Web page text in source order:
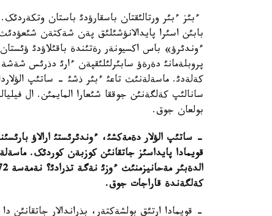
ءبئز ءبئر ورتالئقتان باسقارؤدئ باستان
بابئن اسئرا پايدالانؤشئلئق پةن شةکتةن شئعؤدئث
ءوندئرؤ» باس اکسيونةر رةتئندة باقئلاؤدئ
پروبلةمانئ دةرةؤ سابئرلئلئقپةن ءارئ دذرئس شةشة
کةلةدئ. ماسةلةنئث تاعئ ءبئر ذشئ - ساتئپ
سانالئپ کةلگةنئن جوققا شئعارا المايمئن. ال
بولعان جوق.
- ساتئپ الؤلار دةمةکشئ، ءوندئرئستئ ارالاؤ
کةلگةندة قاراجات جوق.
- قويمادا ارتئق بولشةکتةر، بذراندالار جاتقانئن